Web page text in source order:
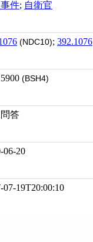
件; 自衛官
(NDC10); 392.1076
(BSH4)
答
06-20
07-19T20:00:10